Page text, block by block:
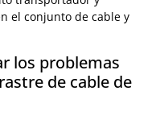
el conjunto de cable y
los problemas
de cable de